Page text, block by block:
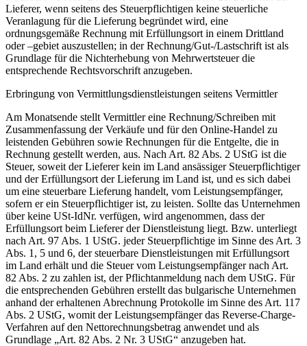
Lieferer, wenn seitens des Steuerpflichtigen keine steuerliche
Veranlagung für die Lieferung begründet wird, eine
ordnungsgemäße Rechnung mit Erfüllungsort in einem Drittland
oder –gebiet auszustellen; in der Rechnung/Gut-/Lastschrift ist als
Grundlage für die Nichterhebung von Mehrwertsteuer die
entsprechende Rechtsvorschrift anzugeben.
Erbringung von Vermittlungsdienstleistungen seitens Vermittler
Am Monatsende stellt Vermittler eine Rechnung/Schreiben mit
Zusammenfassung der Verkäufe und für den Online-Handel zu
leistenden Gebühren sowie Rechnungen für die Entgelte, die in
Rechnung gestellt werden, aus. Nach Art. 82 Abs. 2 UStG ist die
Steuer, soweit der Lieferer kein im Land ansässiger Steuerpflichtiger
und der Erfüllungsort der Lieferung im Land ist, und es sich dabei
um eine steuerbare Lieferung handelt, vom Leistungsempfänger,
sofern er ein Steuerpflichtiger ist, zu leisten. Sollte das Unternehmen
über keine USt-IdNr. verfügen, wird angenommen, dass der
Erfüllungsort beim Lieferer der Dienstleistung liegt. Bzw. unterliegt
nach Art. 97 Abs. 1 UStG. jeder Steuerpflichtige im Sinne des Art. 3
Abs. 1, 5 und 6, der steuerbare Dienstleistungen mit Erfüllungsort
im Land erhält und die Steuer vom Leistungsempfänger nach Art.
82 Abs. 2 zu zahlen ist, der Pflichtanmeldung nach dem UStG. Für
die entsprechenden Gebühren erstellt das bulgarische Unternehmen
anhand der erhaltenen Abrechnung Protokolle im Sinne des Art. 117
Abs. 2 UStG, womit der Leistungsempfänger das Reverse-Charge-
Verfahren auf den Nettorechnungsbetrag anwendet und als
Grundlage „Art. 82 Abs. 2 Nr. 3 UStG“ anzugeben hat.